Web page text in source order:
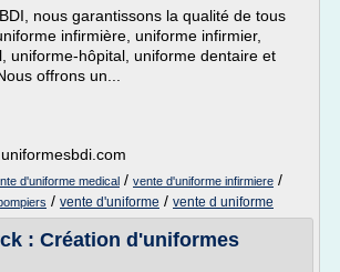
nous garantissons la qualité de tous
infirmière, uniforme infirmier,
uniforme-hôpital, uniforme dentaire et
offrons un...
d'uniforme medical / vente d'uniforme infirmiere /
/ vente d'uniforme / vente d uniforme
: Création d'uniformes